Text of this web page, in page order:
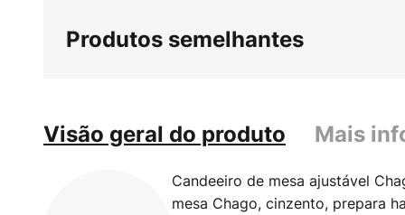
Produtos semelhantes
Visão geral do produto Mais
Candeeiro de mesa ajustável
mesa Chago, cinzento, prepara